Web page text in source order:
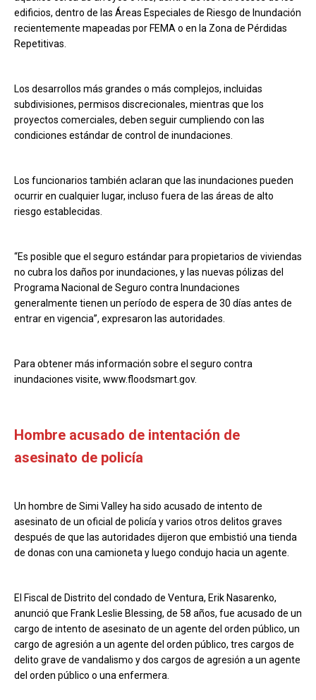
edificios, dentro de las Áreas Especiales de Riesgo de Inundación
recientemente mapeadas por FEMA o en la Zona de Pérdidas
Repetitivas.
Los desarrollos más grandes o más complejos, incluidas
subdivisiones, permisos discrecionales, mientras que los
proyectos comerciales, deben seguir cumpliendo con las
condiciones estándar de control de inundaciones.
Los funcionarios también aclaran que las inundaciones pueden
ocurrir en cualquier lugar, incluso fuera de las áreas de alto
riesgo establecidas.
“Es posible que el seguro estándar para propietarios de viviendas
no cubra los daños por inundaciones, y las nuevas pólizas del
Programa Nacional de Seguro contra Inundaciones
generalmente tienen un período de espera de 30 días antes de
entrar en vigencia”, expresaron las autoridades.
Para obtener más información sobre el seguro contra
inundaciones visite, www.floodsmart.gov.
Hombre acusado de intentación de
asesinato de policía
Un hombre de Simi Valley ha sido acusado de intento de
asesinato de un oficial de policía y varios otros delitos graves
después de que las autoridades dijeron que embistió una tienda
de donas con una camioneta y luego condujo hacia un agente.
El Fiscal de Distrito del condado de Ventura, Erik Nasarenko,
anunció que Frank Leslie Blessing, de 58 años, fue acusado de un
cargo de intento de asesinato de un agente del orden público, un
cargo de agresión a un agente del orden público, tres cargos de
delito grave de vandalismo y dos cargos de agresión a un agente
del orden público o una enfermera.